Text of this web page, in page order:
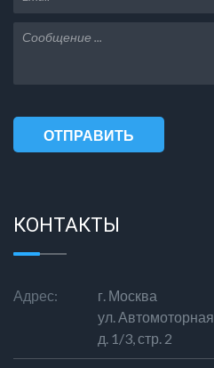
ОТПРАВИТЬ
КОНТАКТЫ
Адрес:
г. Москва
ул. Автомоторная
д. 1/3, стр. 2